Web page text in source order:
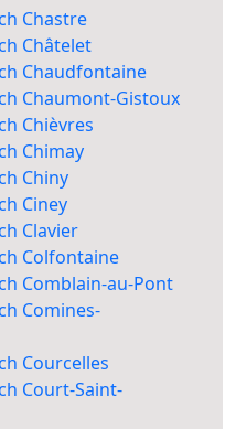
Chastre
Châtelet
Chaudfontaine
Chaumont-Gistoux
Chièvres
Chimay
Chiny
Ciney
Clavier
Colfontaine
Comblain-au-Pont
Comines-
Courcelles
Court-Saint-